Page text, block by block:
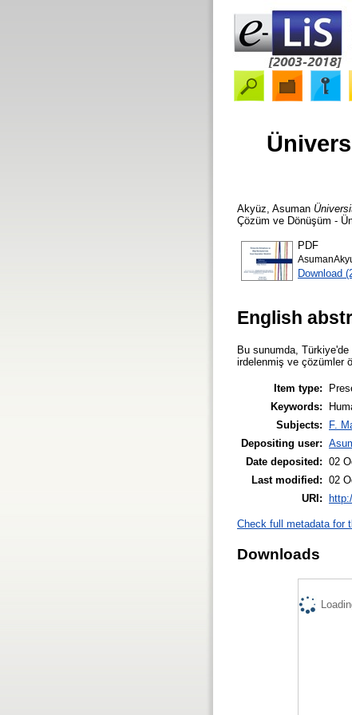
Akyüz, Asuman
Çözüm ve Dönüşüm -
PDF
Download
English
Bu sunumda,
irdelenmiş ve çözümler
Item type:
Keywords:
Subjects:
F.
Depositing user:
Date deposited: 02
Last modified: 02
URI:
Check full metadata for
Downloads